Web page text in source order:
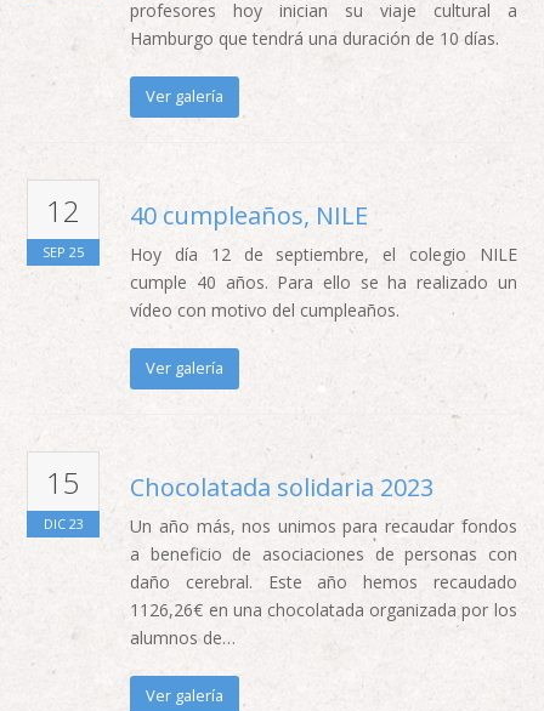
profesores hoy inician su viaje cultural a
Hamburgo que tendrá una duración de 10 días.
Ver galería
12
SEP 25
40 cumpleaños, NILE
Hoy día 12 de septiembre, el colegio NILE
cumple 40 años. Para ello se ha realizado un
vídeo con motivo del cumpleaños.
Ver galería
15
DIC 23
Chocolatada solidaria 2023
Un año más, nos unimos para recaudar fondos
a beneficio de asociaciones de personas con
daño cerebral. Este año hemos recaudado
1126,26€ en una chocolatada organizada por los
alumnos de…
Ver galería